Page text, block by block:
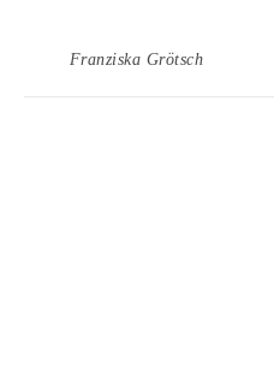
Franziska Grötsch